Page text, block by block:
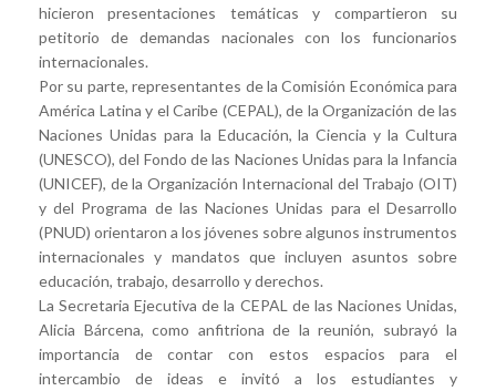
hicieron presentaciones temáticas y compartieron su
petitorio de demandas nacionales con los funcionarios
internacionales.
Por su parte, representantes de la Comisión Económica para
América Latina y el Caribe (CEPAL), de la Organización de las
Naciones Unidas para la Educación, la Ciencia y la Cultura
(UNESCO), del Fondo de las Naciones Unidas para la Infancia
(UNICEF), de la Organización Internacional del Trabajo (OIT)
y del Programa de las Naciones Unidas para el Desarrollo
(PNUD) orientaron a los jóvenes sobre algunos instrumentos
internacionales y mandatos que incluyen asuntos sobre
educación, trabajo, desarrollo y derechos.
La Secretaria Ejecutiva de la CEPAL de las Naciones Unidas,
Alicia Bárcena, como anfitriona de la reunión, subrayó la
importancia de contar con estos espacios para el
intercambio de ideas e invitó a los estudiantes y